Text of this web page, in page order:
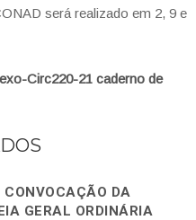
será realizado em 2, 9 e
Circ220-21 caderno de
CONVOCAÇÃO DA
GERAL ORDINÁRIA